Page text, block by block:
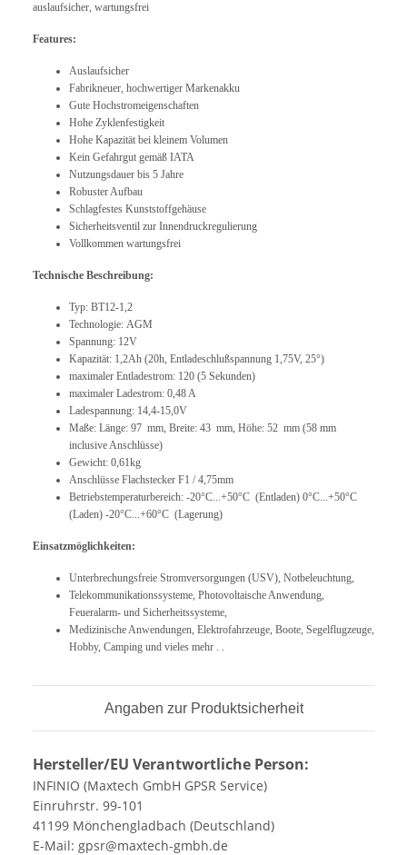
auslaufsicher, wartungsfrei
Features:
Auslaufsicher
Fabrikneuer, hochwertiger Markenakku
Gute Hochstromeigenschaften
Hohe Zyklenfestigkeit
Hohe Kapazität bei kleinem Volumen
Kein Gefahrgut gemäß IATA
Nutzungsdauer bis 5 Jahre
Robuster Aufbau
Schlagfestes Kunststoffgehäuse
Sicherheitsventil zur Innendruckregulierung
Vollkommen wartungsfrei
Technische Beschreibung:
Typ: BT12-1,2
Technologie: AGM
Spannung: 12V
Kapazität: 1,2Ah (20h, Entladeschlußspannung 1,75V, 25°)
maximaler Entladestrom: 120 (5 Sekunden)
maximaler Ladestrom: 0,48 A
Ladespannung: 14,4-15,0V
Maße: Länge: 97 mm, Breite: 43 mm, Höhe: 52 mm (58 mm
inclusive Anschlüsse)
Gewicht: 0,61kg
Anschlüsse Flachstecker F1 / 4,75mm
Betriebstemperaturbereich: -20°C...+50°C (Entladen) 0°C...+50°C
(Laden) -20°C...+60°C (Lagerung)
Einsatzmöglichkeiten:
Unterbrechungsfreie Stromversorgungen (USV), Notbeleuchtung,
Telekommunikationssysteme, Photovoltaische Anwendung,
Feueralarm- und Sicherheitssysteme,
Medizinische Anwendungen, Elektrofahrzeuge, Boote, Segelflugzeuge,
Hobby, Camping und vieles mehr . .
Angaben zur Produktsicherheit
Hersteller/EU Verantwortliche Person:
INFINIO (Maxtech GmbH GPSR Service)
Einruhrstr. 99-101
41199 Mönchengladbach (Deutschland)
E-Mail: gpsr@maxtech-gmbh.de